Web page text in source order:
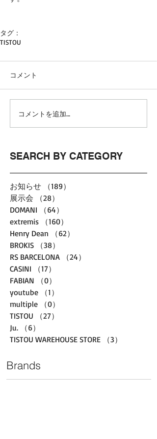
タグ：
TISTOU
コメント
コメントを追加…
SEARCH BY CATEGORY
お知らせ （189）
展示会
（28）
DOMANI
（64）
extremis
（160）
Henry Dean
（62）
BROKIS
（38）
RS BARCELONA
（24）
CASINI
（17）
FABIAN
（0）
youtube
（1）
multiple
（0）
TISTOU
（27）
Ju.
（6）
TISTOU WAREHOUSE STORE
（3）
Brands